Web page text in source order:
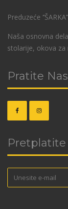
Preduzeće
Naša osnovna
stolarije, okova za
Pratite Nas
Pretplatite